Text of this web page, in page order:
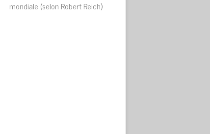
mondiale (selon Robert Reich)